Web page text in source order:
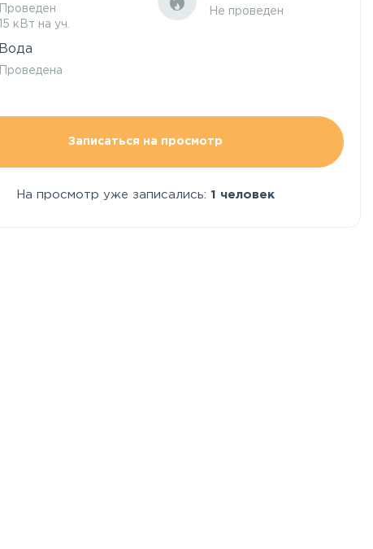
Проведен
15 кВт на уч.
Не проведен
Вода
Проведена
Записаться на просмотр
На просмотр уже записались: 1 человек